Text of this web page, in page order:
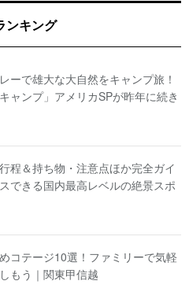
ンキング
ーで雄大な大自然をキャンプ旅！
ャンプ」アメリカSPが昨年に続き
程＆持ち物・注意点ほか完全ガイ
できる国内最高レベルの絶景スポ
コテージ10選！ファミリーで気軽
もう｜関東甲信越